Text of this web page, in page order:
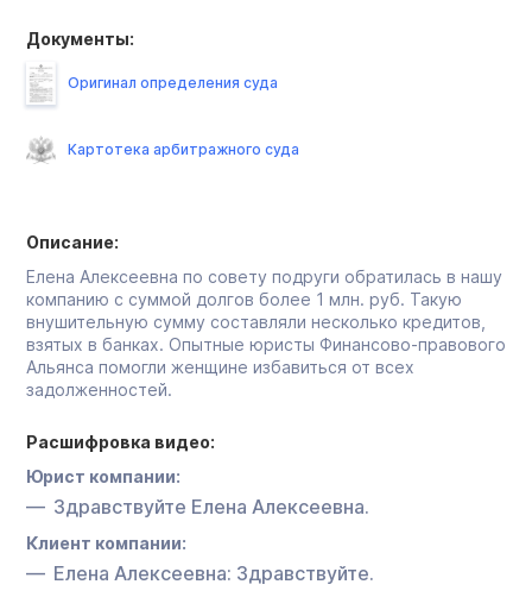
Описание:
Елена Алексеевна по совету подруги обратилась в нашу
компанию с суммой долгов более 1 млн. руб. Такую
внушительную сумму составляли несколько кредитов,
взятых в банках. Опытные юристы Финансово-правового
Альянса помогли женщине избавиться от всех
задолженностей.
Расшифровка видео:
Юрист компании:
Здравствуйте Елена Алексеевна.
Клиент компании:
Елена Алексеевна: Здравствуйте.
Документы:
Оригинал определения суда
Картотека арбитражного суда